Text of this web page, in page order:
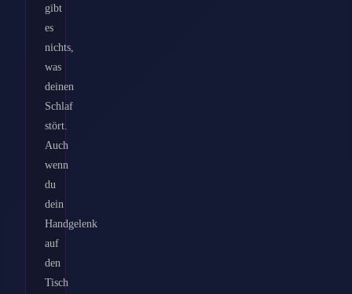
gibt
es
nichts,
was
deinen
Schlaf
stört.
Auch
wenn
du
dein
Handgelenk
auf
den
Tisch